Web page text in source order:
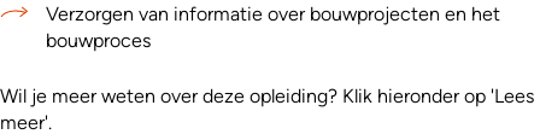
Verzorgen van informatie over bouwprojecten en het
bouwproces
Wil je meer weten over deze opleiding? Klik hieronder op 'Lees
meer'.